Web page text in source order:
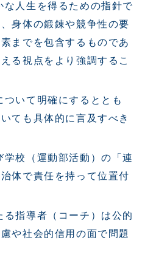
人生を得るための指針で
身体の鍛錬や競争性の要
までを包含するものであ
る視点をより強調するこ
いて明確にするととも
ても具体的に言及すべき
校（運動部活動）の「連
体で責任を持って位置付
指導者（コーチ）は公的
や社会的信用の面で問題